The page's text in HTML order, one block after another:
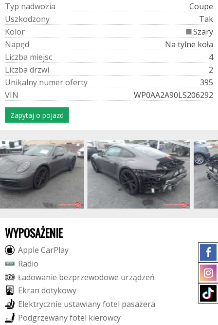
Typ nadwozia
Coupe
Uszkodzony
Tak
Kolor
Szary
Napęd
Na tylne koła
Liczba miejsc
4
Liczba drzwi
2
Unikalny numeroferty
395
VIN WP0AA2A90LS206292
Zapytaj o pojazd
WYPOSAŻENIE
Apple CarPlay
Radio
Ładowanie bezprzewodowe urządzeń
Ekran dotykowy
Elektrycznie ustawianyfotel pasażera
Podgrzewanyfotel kierowcy